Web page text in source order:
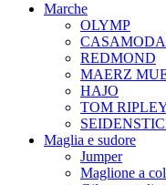
Marche
OLYMP
CASAMODA
REDMOND
MAERZ
HAJO
TOM
Maglia e sudore
Jumper
Maglione a